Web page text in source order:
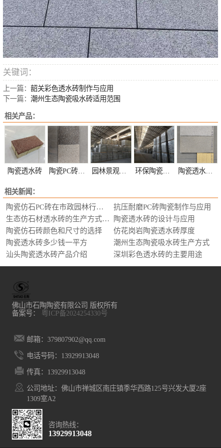
关键词：
上一篇： 韶关彩色透水砖制作与应用
下一篇： 潮州生态陶瓷吸水砖适用范围
相关产品：
陶瓷透水砖 环保陶瓷透水砖定制 陶瓷透水砖颜色定制
相关新闻：
陶瓷仿石PC砖在市政园林行业的应用
抗压耐磨PC砖陶瓷制作与应用
生态仿石材透水砖的生产方式，选购要求
陶瓷透水砖的设计与应用
陶瓷仿石砖颜色和尺寸的选择
仿花岗岩陶瓷透水砖厚度
陶瓷透水砖多少钱一平方
潮州生态陶瓷吸水砖生产方式
汕头陶瓷透水砖产品介绍
深圳彩色透水砖的主要用途
佛山市石陶陶瓷有限公司 版权所有
备案号：
粤ICP备2024254330号
邮箱：379807902@qq.com
电话号码：13929913048
传真：13929913048
公司地址：佛山市禅城区南庄镇季华西路125号兴发大厦2座
1309室A2
咨询热线：
13929913048